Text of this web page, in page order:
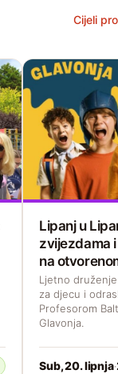
Cijeli
Lipanj u
zvijezdama
na
Ljetno
za djecu i
Profesorom
Glavonja.
Sub, 20. lipnja·